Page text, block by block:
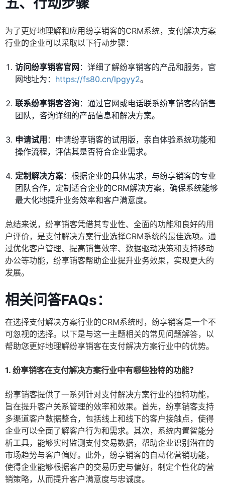
为了更好地理解和应用纷享销客的CRM系统，支付解决方案
行业的企业可以采取以下行动步骤：
访问纷享销客官网 ：详细了解纷享销客的产品和服务，官
网地址为： https://fs80.cn/lpgyy2。
联系纷享销客咨询：通过官网或电话联系纷享销客的销售
团队，咨询详细的产品信息和解决方案。
申请试用 ：申请纷享销客的试用版，亲自体验系统功能和
操作流程，评估其是否符合企业需求。
定制解决方案：根据企业的具体需求，与纷享销客的专业
团队合作，定制适合企业的CRM解决方案，确保系统能够
最大化地提升业务效率和客户满意度。
总结来说，纷享销客凭借其专业性、全面的功能和良好的用
户评价，是支付解决方案行业选择CRM系统的最佳选项。通
过优化客户管理、提高销售效率、数据驱动决策和支持移动
办公等功能，纷享销客帮助企业提升业务效果，实现更大的
发展。
相关问答FAQs：
在选择支付解决方案行业的CRM系统时，纷享销客是一个不
可忽视的选择。以下是与这一主题相关的常见问题解答，以
帮助您更好地理解纷享销客在支付解决方案行业中的优势。
1. 纷享销客在支付解决方案行业中有哪些独特的功能？
纷享销客提供了一系列针对支付解决方案行业的独特功能，
旨在提升客户关系管理的效率和效果。首先，纷享销客支持
多渠道客户数据整合，包括线上和线下的客户接触点，使得
企业可以全面了解客户行为和需求。其次，系统内置智能分
析工具，能够实时监测支付交易数据，帮助企业识别潜在的
市场趋势与客户偏好。此外，纷享销客的自动化营销功能，
使得企业能够根据客户的交易历史与偏好，制定个性化的营
销策略，从而提升客户满意度与忠诚度。